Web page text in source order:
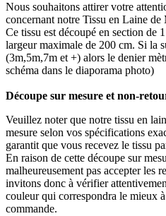
Nous souhaitons attirer votre
concernant notre Tissu en Laine
Ce tissu est découpé en section de
largeur maximale de 200 cm. Si la
(3m,5m,7m et +) alors le denier
schéma dans le diaporama photo)
Découpe sur mesure et non-
Veuillez noter que notre tissu en
mesure selon vos spécifications
garantit que vous recevez le tissu
En raison de cette découpe sur
malheureusement pas accepter les
invitons donc à vérifier
couleur qui correspondra le mieux
commande.